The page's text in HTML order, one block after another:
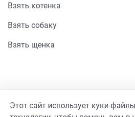
Взять котенка
Взять собаку
Взять щенка
Этот сайт использует куки-